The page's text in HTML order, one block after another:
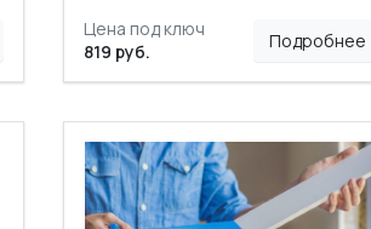
Цена под ключ
819 руб.
Подробнее